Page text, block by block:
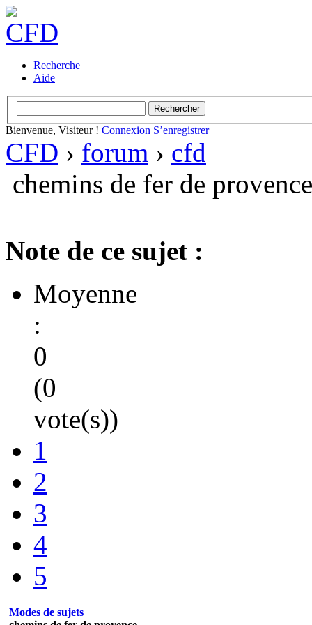
Recherche
Aide
Bienvenue, Visiteur ! Connexion S’enregistrer
CFD › forum › cfd
chemins de fer de provence
Note de ce sujet :
Moyenne
:
0
(0
vote(s))
1
2
3
4
5
Modes de sujets